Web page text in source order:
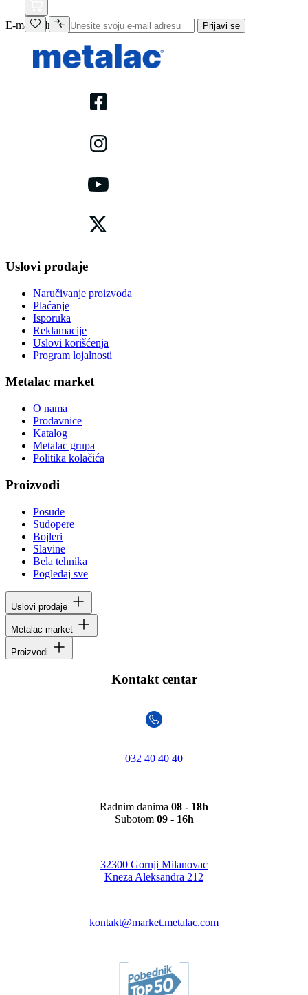
E-mail adresa Prijavi se
Uslovi prodaje
Naručivanje proizvoda
Plaćanje
Isporuka
Reklamacije
Uslovi korišćenja
Program lojalnosti
Metalac market
O nama
Prodavnice
Katalog
Metalac grupa
Politika kolačića
Proizvodi
Posuđe
Sudopere
Bojleri
Slavine
Bela tehnika
Pogledaj sve
Uslovi prodaje
Metalac market
Proizvodi
Kontakt centar
032 40 40 40
Radnim danima 08 - 18h
Subotom 09 - 16h
32300 Gornji Milanovac
Kneza Aleksandra 212
kontakt@market.metalac.com